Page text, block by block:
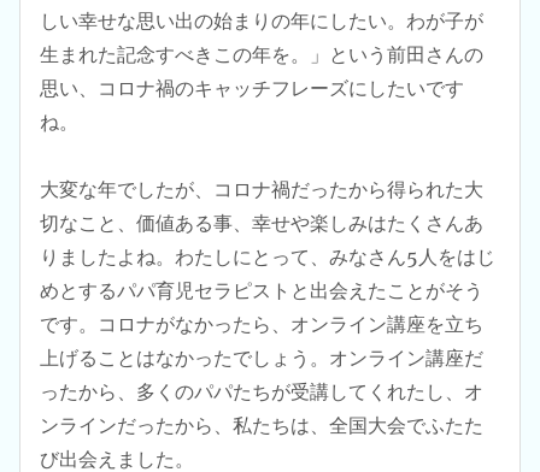
しい幸せな思い出の始まりの年にしたい。わが子が
生まれた記念すべきこの年を。」という前田さんの
思い、コロナ禍のキャッチフレーズにしたいです
ね。
大変な年でしたが、コロナ禍だったから得られた大
切なこと、価値ある事、幸せや楽しみはたくさんあ
りましたよね。わたしにとって、みなさん5人をはじ
めとするパパ育児セラピストと出会えたことがそう
です。コロナがなかったら、オンライン講座を立ち
上げることはなかったでしょう。オンライン講座だ
ったから、多くのパパたちが受講してくれたし、オ
ンラインだったから、私たちは、全国大会でふたた
び出会えました。